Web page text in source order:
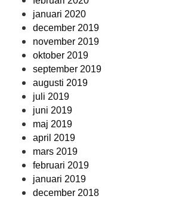
januari 2020
december 2019
november 2019
oktober 2019
september 2019
augusti 2019
juli 2019
juni 2019
maj 2019
april 2019
mars 2019
februari 2019
januari 2019
december 2018